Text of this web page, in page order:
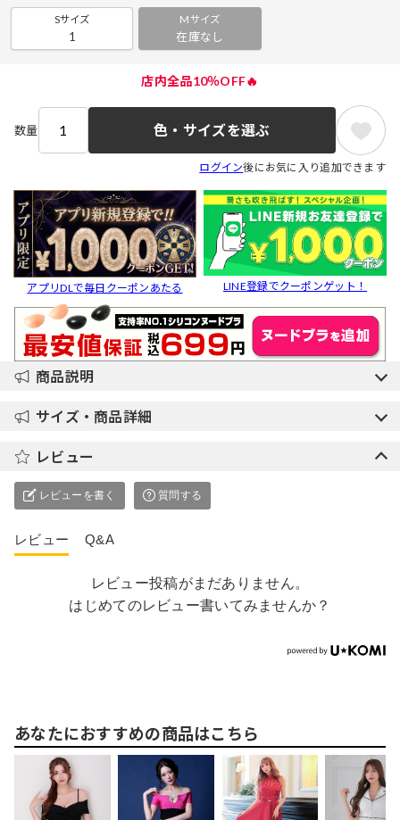
Sサイズ
1
Mサイズ
在庫なし
店内全品10％OFF🔥
数量 色・サイズを選ぶ
ログイン後にお気に入り追加できます
アプリDLで毎日クーポンあたる LINE登録でクーポンゲット！
商品説明
サイズ・商品詳細
レビュー
レビューを書く 質問する
レビュー Q&A
レビュー投稿がまだありません。
はじめてのレビュー書いてみませんか？
あなたにおすすめの商品はこちら